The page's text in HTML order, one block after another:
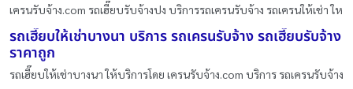
เครนรับจ้าง.com รถเฮี๊ยบรับจ้างปง บริการรถเครนรับจ้าง รถเครนให้เช่า ให
รถเฮี๊ยบให้เช่าบางนา บริการ รถเครนรับจ้าง รถเฮี๊ยบรับจ้าง
ราคาถูก
รถเฮี๊ยบให้เช่าบางนา ให้บริการโดย เครนรับจ้าง.com บริการ รถเครนรับจ้าง